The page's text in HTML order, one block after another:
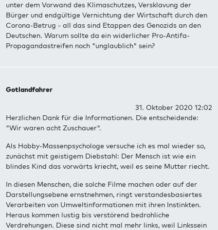
unter dem Vorwand des Klimaschutzes, Versklavung der
Bürger und endgültige Vernichtung der Wirtschaft durch den
Corona-Betrug - all das sind Etappen des Genozids an den
Deutschen. Warum sollte da ein widerlicher Pro-Antifa-
Propagandastreifen noch "unglaublich" sein?
Gotlandfahrer
31. Oktober 2020 12:02
Herzlichen Dank für die Informationen. Die entscheidende:
"Wir waren acht Zuschauer".
Als Hobby-Massenpsychologe versuche ich es mal wieder so,
zunächst mit geistigem Diebstahl: Der Mensch ist wie ein
blindes Kind das vorwärts kriecht, weil es seine Mutter riecht.
In diesen Menschen, die solche Filme machen oder auf der
Darstellungsebene ernstnehmen, ringt verstandesbasiertes
Verarbeiten von Umweltinformationen mit ihren Instinkten.
Heraus kommen lustig bis verstörend bedrohliche
Verdrehungen. Diese sind nicht mal mehr links, weil Linkssein